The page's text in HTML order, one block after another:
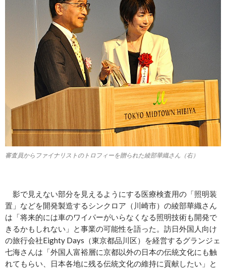
審査員からファイナリストのトロフィーを贈られた綾部華織さん（右）
影で見えない部分を見えるようにする医療検査用の「照明装
置」などを開発製造するシンクロア（川崎市）の綾部華織さん
は「将来的には車のワイパーがいらなくなる照明技術も開発で
きるかもしれない」と事業の可能性を語った。訪日外国人向け
の旅行会社Eighty Days（東京都品川区）を経営するグランジェ
七海さんは「外国人富裕層に京都以外の日本の伝統文化にも触
れてもらい、日本各地に残る伝統文化の維持に貢献したい」と